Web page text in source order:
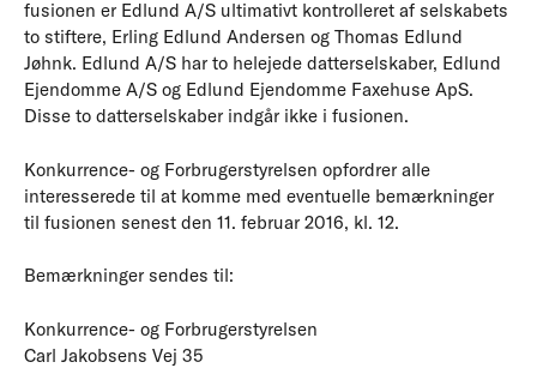
fusionen er Edlund A/S ultimativt kontrolleret af selskabets
to stiftere, Erling Edlund Andersen og Thomas Edlund
Jøhnk. Edlund A/S har to helejede datterselskaber, Edlund
Ejendomme A/S og Edlund Ejendomme Faxehuse ApS.
Disse to datterselskaber indgår ikke i fusionen.
Konkurrence- og Forbrugerstyrelsen opfordrer alle
interesserede til at komme med eventuelle bemærkninger
til fusionen senest den 11. februar 2016, kl. 12.
Bemærkninger sendes til:
Konkurrence- og Forbrugerstyrelsen
Carl Jakobsens Vej 35